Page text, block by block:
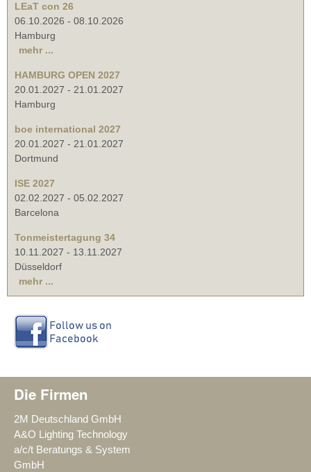
LEaT con 26
06.10.2026 - 08.10.2026
Hamburg
mehr ...
HAMBURG OPEN 2027
20.01.2027 - 21.01.2027
Hamburg
boe international 2027
20.01.2027 - 21.01.2027
Dortmund
ISE 2027
02.02.2027 - 05.02.2027
Barcelona
Tonmeistertagung 34
10.11.2027 - 13.11.2027
Düsseldorf
mehr ...
Die Firmen
2M Deutschland GmbH
A&O Lighting Technology
a/c/t Beratungs & System
GmbH